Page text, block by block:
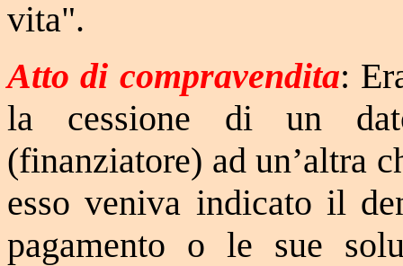
vita".
Atto di compravendita:
la cessione di un
(finanziatore) ad un’altra
esso veniva indicato il
pagamento o le sue